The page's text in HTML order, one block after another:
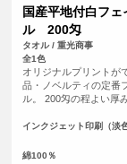
国産平地付白フェ
ル 200匁
タオル / 重光商事
全1色
オリジナルプリントが
品・ノベルティの定番
ル。 200匁の程よい厚
して最も広く使われて
やすく、配布用・業務
インクジェット印刷（淡色
綿100％